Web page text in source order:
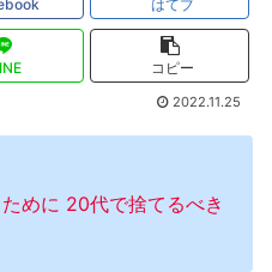
はてブ
コピー
2022.11.25
めに 20代で捨てるべき